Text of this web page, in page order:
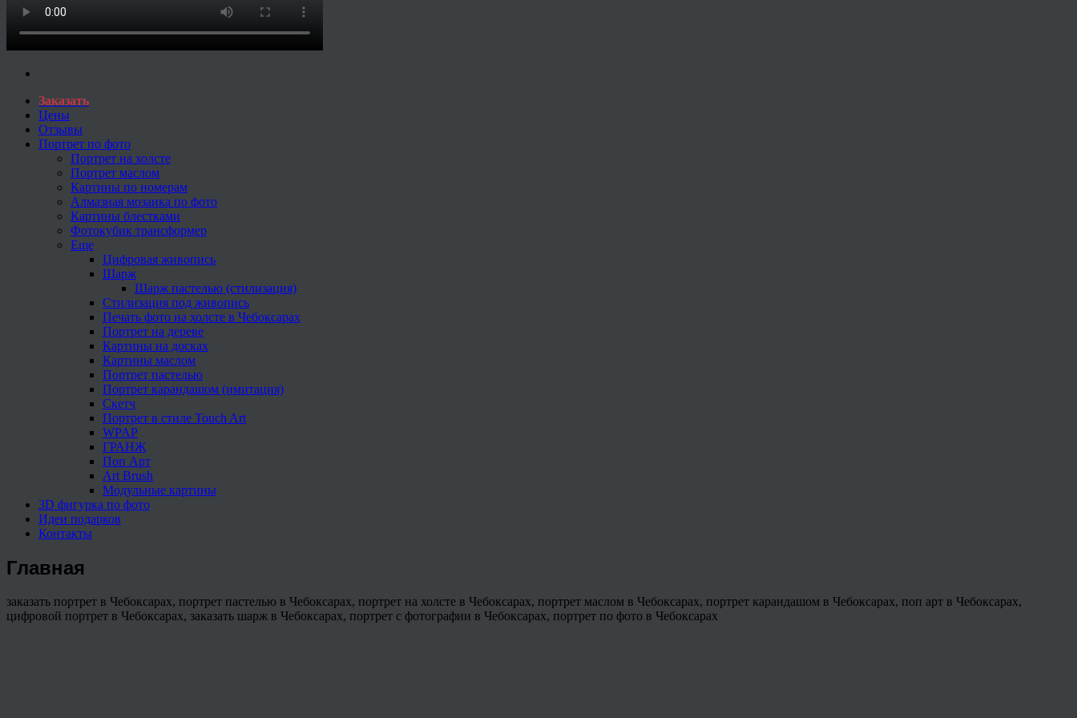
Заказать
Цены
Отзывы
Портрет по фото
Портрет на холсте
Портрет маслом
Картины по номерам
Алмазная мозаика по фото
Картины блестками
Фотокубик трансформер
Еще
Цифровая живопись
Шарж
Шарж пастелью (стилизация)
Стилизация под живопись
Печать фото на холсте в Чебоксарах
Портрет на дереве
Картины на досках
Картины маслом
Портрет пастелью
Портрет карандашом (имитация)
Скетч
Портрет в стиле Touch Art
WPAP
ГРАНЖ
Поп Арт
Art Brush
Модульные картины
3D фигурка по фото
Идеи подарков
Контакты
Главная
заказать портрет в Чебоксарах, портрет пастелью в Чебоксарах, портрет на холсте в Чебоксарах, портрет маслом в Чебоксарах, портрет карандашом в Чебоксарах, поп арт в Чебоксарах,
цифровой портрет в Чебоксарах, заказать шарж в Чебоксарах, портрет с фотографии в Чебоксарах, портрет по фото в Чебоксарах